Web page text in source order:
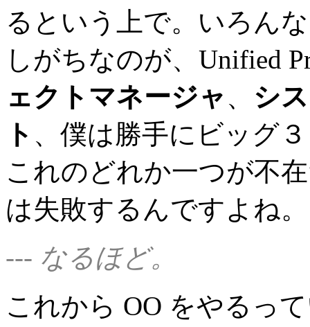
るという上で。いろん
しがちなのが、Unified
ェクトマネージャ 、 シ
ト 、僕は勝手にビッグ
これのどれか一つが不
は失敗するんですよね。
--- なるほど。
これから OO をやるっ